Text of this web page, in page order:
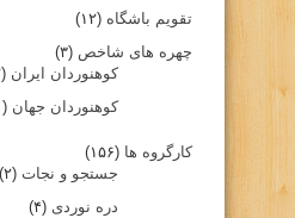
تقویم باشگاه (۱۲)
چهره های شاخص (۳)
کوهنوردان ایران (۲)
کوهنوردان جهان (۱)
کارگروه ها (۱۵۶)
جستجو و نجات (۲)
دره نوردی (۴)